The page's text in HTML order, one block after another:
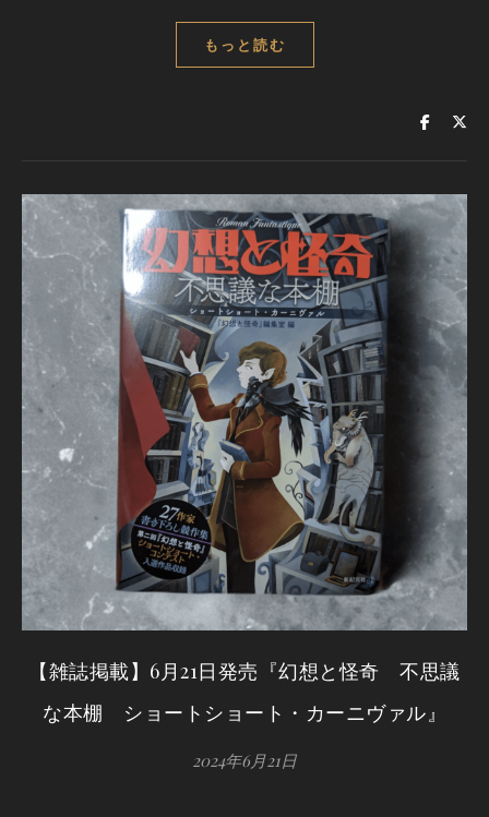
もっと読む
【雑誌掲載】6月21日発売『幻想と怪奇 不思議
な本棚 ショートショート・カーニヴァル』
2024年6月21日